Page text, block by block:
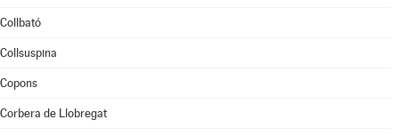
Collbató
Collsuspina
Copons
Corbera de Llobregat